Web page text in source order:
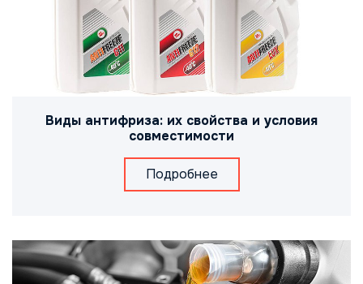
Виды антифриза: их свойства и условия
совместимости
Подробнее